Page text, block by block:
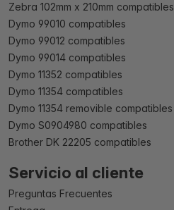
Zebra 102mm x 210mm compatibles
Dymo 99010 compatibles
Dymo 99012 compatibles
Dymo 99014 compatibles
Dymo 11352 compatibles
Dymo 11354 compatibles
Dymo 11354 removible compatibles
Dymo S0904980 compatibles
Brother DK 22205 compatibles
Servicio al cliente
Preguntas Frecuentes